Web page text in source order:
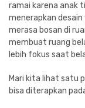
ramai karena anak
menerapkan
merasa bosan di
membuat ruang
lebih fokus saat
Mari kita lihat satu
bisa diterapkan